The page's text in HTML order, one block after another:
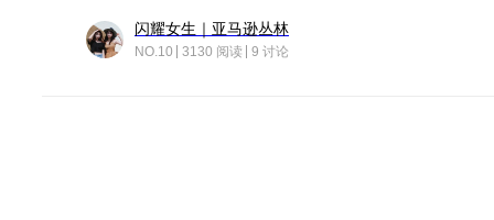
闪耀女生｜亚马逊丛林
NO.10 3130 阅读 9 讨论